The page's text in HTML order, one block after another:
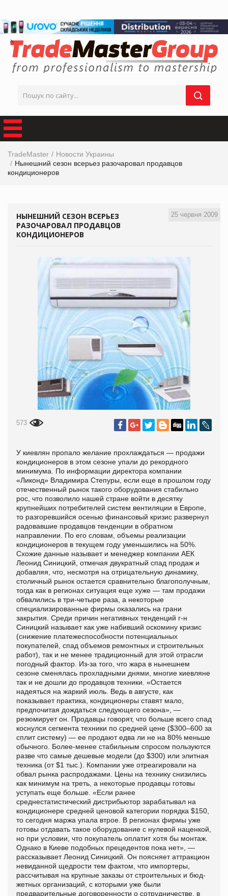
TradeMaster
Новости Украины
Нынешний сезон всерьез разочаровал продавцов
кондиционеров
25 червня 2009
НЫНЕШНИЙ СЕЗОН ВСЕРЬЕЗ
РАЗОЧАРОВАЛ ПРОДАВЦОВ
КОНДИЦИОНЕРОВ
573
У киевлян пропало желание прохлаждаться — продажи
кондиционеров в этом сезоне упали до рекордного
минимума. По информации директора компании
«Ликонд» Владимира Степуры, если еще в прошлом году
отечественный рынок такого оборудования стабильно
рос, что позволило нашей стране войти в десятку
крупнейших потребителей систем вентиляции в Европе,
то разгоревшийся осенью финансовый кризис развернул
радовавшие продавцов тенденции в обратном
направлении. По его словам, объемы реализации
кондиционеров в текущем году уменьшились на 50%.
Схожие данные называет и менеджер компании АЕК
Леонид Синицкий, отмечая двукратный спад продаж и
добавляя, что, несмотря на отрицательную динамику,
столичный рынок остается сравнительно благополучным,
тогда как в регионах ситуация еще хуже — там продажи
обвалились в три-четыре раза, а некоторые
специализированные фирмы оказались на грани
закрытия. Среди причин негативных тенденций г-н
Синицкий называет как уже набивший оскомину кризис
(снижение платежеспособности потенциальных
покупателей, спад объемов ремонтных и строительных
работ), так и не менее традиционный для этой отрасли
погодный фактор. Из-за того, что жара в нынешнем
сезоне сменялась прохладными днями, многие киевляне
так и не дошли до продавцов техники. «Остается
надеяться на жаркий июль. Ведь в августе, как
показывает практика, кондиционеры ставят мало,
предпочитая дождаться следующего сезона», —
резюмирует он. Продавцы говорят, что больше всего спад
коснулся сегмента техники по средней цене ($300–600 за
сплит систему) — ее продают едва ли не на 80% меньше
обычного. Более-менее стабильным спросом пользуются
разве что самые дешевые модели (до $300) или элитная
техника (от $1 тыс.). Компании уже отреагировали на
обвал рынка распродажами. Цены на технику снизились
как минимум на треть, а некоторые продавцы готовы
уступать еще больше. «Если ранее
среднестатистический дистрибьютор зарабатывал на
кондиционере средней ценовой категории порядка $150,
то сегодня маржа упала втрое. В регионах фирмы уже
готовы отдавать такое оборудование с нулевой наценкой,
но при условии, что покупатель оплатит хотя бы монтаж.
Однако в Киеве подобных прецедентов пока нет», —
рассказывает Леонид Синицкий. Он поясняет аттракцион
невиданной щедрости тем фактом, что импортеры,
рассчитывая на крупные заказы от строительных и бюд-
жетных организаций, с которыми уже были
предварительные договоренности о сотрудничестве, в